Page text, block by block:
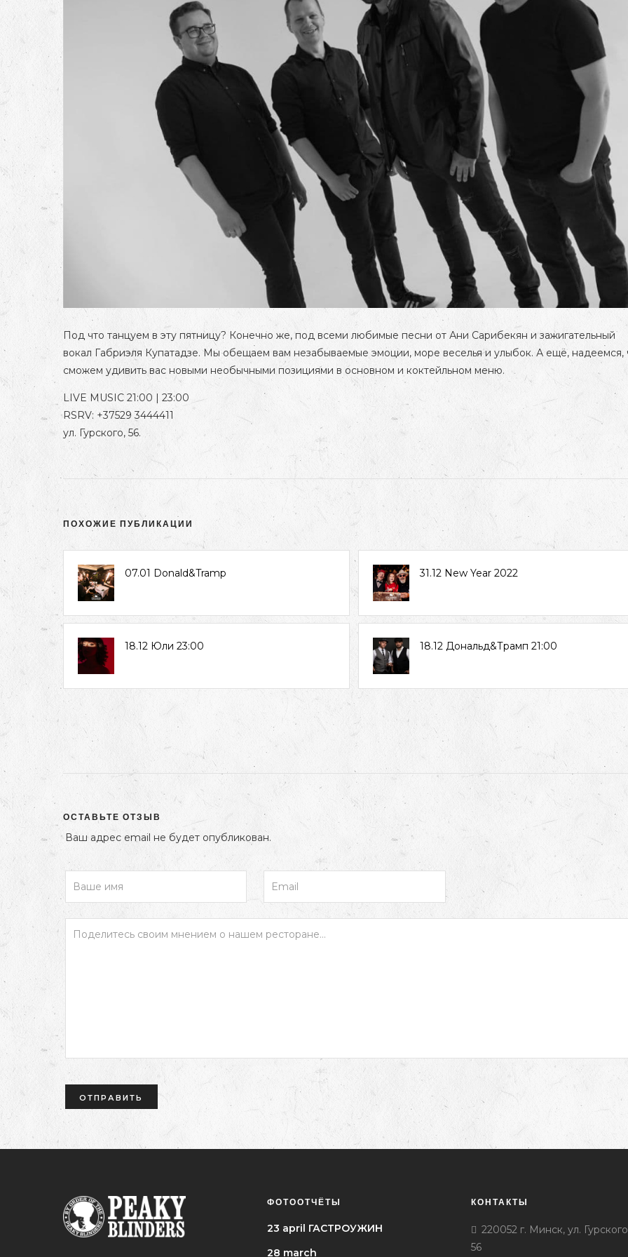
Под что танцуем в эту пятницу? Конечно же, под всеми любимые песни от Ани Сарибекян и зажигательный
вокал Габриэля Купатадзе. Мы обещаем вам незабываемые эмоции, море веселья и улыбок. А ещё, надеемся,
сможем удивить вас новыми необычными позициями в основном и коктейльном меню.
LIVE MUSIC 21:00 | 23:00
RSRV: +37529 3444411
ул. Гурского, 56.
ПОХОЖИЕ ПУБЛИКАЦИИ
07.01 Donald&Tramp 31.12 New Year 2022
18.12 Юли 23:00 18.12 Дональд&Трамп 21:00
ОСТАВЬТЕ ОТЗЫВ
Ваш адрес email не будет опубликован.
ФОТООТЧЁТЫ
23 april ГАСТРОУЖИН
28 march
КОНТАКТЫ
220052 г. Минск, ул.
56